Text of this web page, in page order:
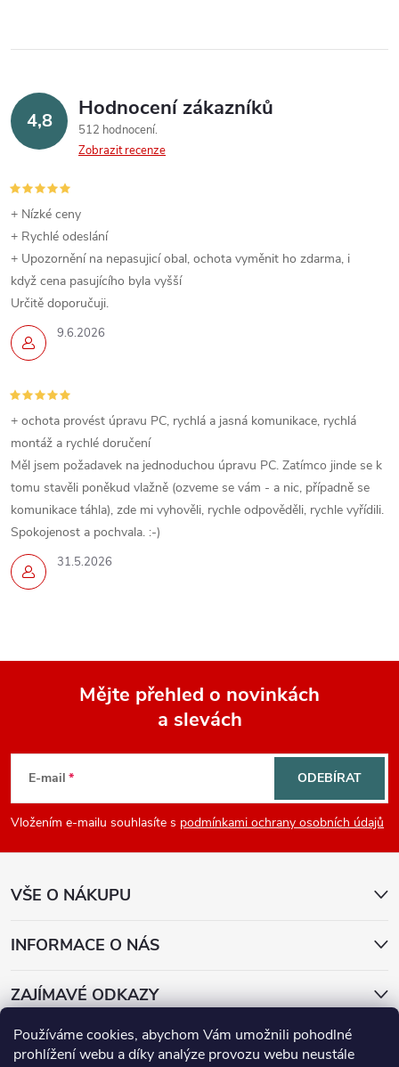
Používáme cookies, abychom Vám umožnili pohodlné
prohlížení webu a díky analýze provozu webu neustále
í
p
v
k
y
v
ý
p
i
s
u
k
v
á
n
4,8 Hodnocení zákazníků
512 hodnocení
Zobrazit recenze
9.6.2026
+ Nízké ceny
+ Rychlé odeslání
+ Upozornění na nepasujicí obal, ochota vyměnit ho zdarma, i
když cena pasujícího byla vyšší
Určitě doporučuji.
31.5.2026
+ ochota provést úpravu PC, rychlá a jasná komunikace, rychlá
montáž a rychlé doručení
Měl jsem požadavek na jednoduchou úpravu PC. Zatímco jinde se k
tomu stavěli poněkud vlažně (ozveme se vám - a nic, případně se
komunikace táhla), zde mi vyhověli, rychle odpověděli, rychle vyřídili.
Spokojenost a pochvala. :-)
p
Mějte přehled o novinkách
a slevách
E-mail
Vložením e-mailu souhlasíte s podmínkami ochrany osobních údajů
ODEBÍRAT
VŠE O NÁKUPU
INFORMACE O NÁS
ZAJÍMAVÉ ODKAZY
Přijímáme online platby